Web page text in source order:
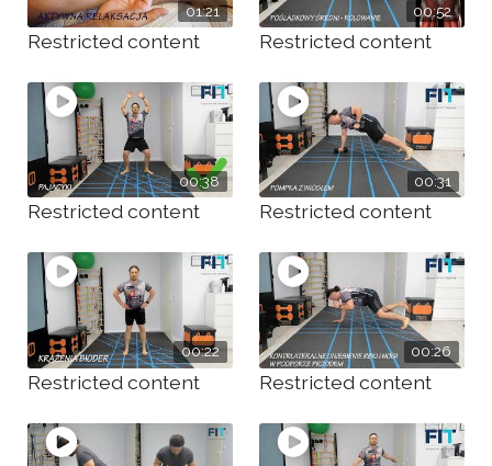
01:21
Restricted content
00:52
Restricted content
00:38
Restricted content
00:31
Restricted content
00:22
Restricted content
00:26
Restricted content